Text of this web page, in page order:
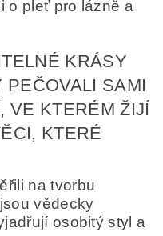
vyjadřujete souhlas
souladu s definicí
o pleť pro lázně a
KRÁSY
SAMI
VE KTERÉM ŽIJÍ
KTERÉ
na tvorbu
vědecky
osobitý styl a